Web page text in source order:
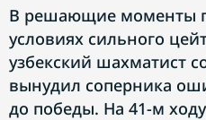
В решающие моменты
условиях сильного
узбекский шахматист
вынудил соперника
до победы. На 41-м